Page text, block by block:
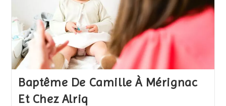
Baptême De Camille À Mérignac
Et Chez Alriq